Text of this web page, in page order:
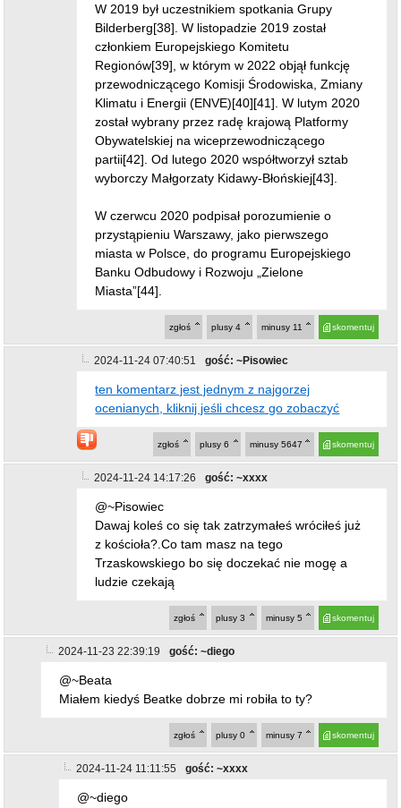
W 2019 był uczestnikiem spotkania Grupy
Bilderberg[38]. W listopadzie 2019 został
członkiem Europejskiego Komitetu
Regionów[39], w którym w 2022 objął funkcję
przewodniczącego Komisji Środowiska, Zmiany
Klimatu i Energii (ENVE)[40][41]. W lutym 2020
został wybrany przez radę krajową Platformy
Obywatelskiej na wiceprzewodniczącego
partii[42]. Od lutego 2020 współtworzył sztab
wyborczy Małgorzaty Kidawy-Błońskiej[43].
W czerwcu 2020 podpisał porozumienie o
przystąpieniu Warszawy, jako pierwszego
miasta w Polsce, do programu Europejskiego
Banku Odbudowy i Rozwoju „Zielone
Miasta”[44].
skomentuj
minusy 11
plusy 4
zgłoś
2024-11-24 07:40:51 gość: ~Pisowiec
ten komentarz jest jednym z najgorzej
ocenianych, kliknij jeśli chcesz go zobaczyć
skomentuj
minusy 5647
plusy 6
zgłoś
2024-11-24 14:17:26 gość: ~xxxx
@~Pisowiec
Dawaj koleś co się tak zatrzymałeś wróciłeś już
z kościoła?.Co tam masz na tego
Trzaskowskiego bo się doczekać nie mogę a
ludzie czekają
skomentuj
minusy 5
plusy 3
zgłoś
2024-11-23 22:39:19 gość: ~diego
@~Beata
Miałem kiedyś Beatke dobrze mi robiła to ty?
skomentuj
minusy 7
plusy 0
zgłoś
2024-11-24 11:11:55 gość: ~xxxx
@~diego